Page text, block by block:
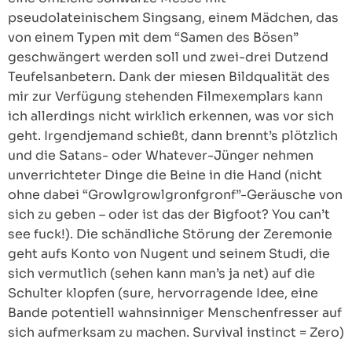
pseudolateinischem Singsang, einem Mädchen, das
von einem Typen mit dem “Samen des Bösen”
geschwängert werden soll und zwei-drei Dutzend
Teufelsanbetern. Dank der miesen Bildqualität des
mir zur Verfügung stehenden Filmexemplars kann
ich allerdings nicht wirklich erkennen, was vor sich
geht. Irgendjemand schießt, dann brennt’s plötzlich
und die Satans- oder Whatever-Jünger nehmen
unverrichteter Dinge die Beine in die Hand (nicht
ohne dabei “Growlgrowlgronfgronf”-Geräusche von
sich zu geben – oder ist das der Bigfoot? You can’t
see fuck!). Die schändliche Störung der Zeremonie
geht aufs Konto von Nugent und seinem Studi, die
sich vermutlich (sehen kann man’s ja net) auf die
Schulter klopfen (sure, hervorragende Idee, eine
Bande potentiell wahnsinniger Menschenfresser auf
sich aufmerksam zu machen. Survival instinct = Zero)